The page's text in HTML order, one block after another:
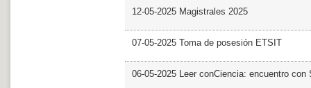
12-05-2025 Magistrales 2025
07-05-2025 Toma de posesión ETSIT
06-05-2025 Leer conCiencia: encuentro con